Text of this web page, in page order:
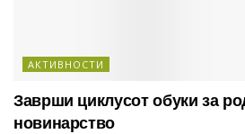
АКТИВНОСТИ
Заврши циклусот обуки за
новинарство